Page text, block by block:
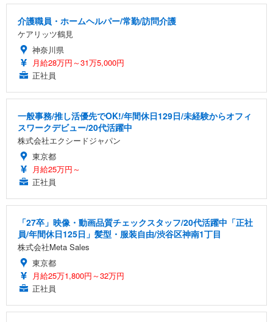
介護職員・ホームヘルパー/常勤/訪問介護
ケアリッツ鶴見
神奈川県
月給28万円～31万5,000円
正社員
一般事務/推し活優先でOK!/年間休日129日/未経験からオフィ
スワークデビュー/20代活躍中
株式会社エクシードジャパン
東京都
月給25万円～
正社員
「27卒」映像・動画品質チェックスタッフ/20代活躍中「正社
員/年間休日125日」髪型・服装自由/渋谷区神南1丁目
株式会社Meta Sales
東京都
月給25万1,800円～32万円
正社員